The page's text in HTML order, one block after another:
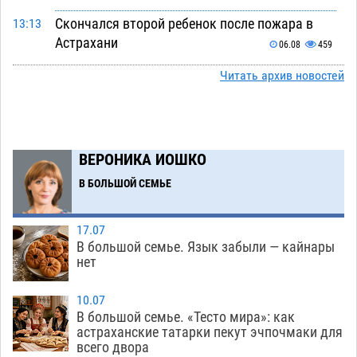
13:13
Скончался второй ребенок после пожара в
Астрахани
06.08 459
Астраханские гандболисты с крупной победы
12:16
В астраханском селе невестка изрешетила
машину свекрови
11:45
Астраханские приставы выдворили 12
нелегалов прямым рейсом из Шереметьево
06.08 215
11:08 Как астраханцы назвали своих детей в июле
10:30
В Астрахани несовершеннолетнему дали
условные 1,5 года за найденные 200 г
Читать архив новостей
ВЕРОНИКА ИОШКО
В БОЛЬШОЙ СЕМЬЕ
17.07
В большой семье. Язык забыли — кайнары
нет
10.07
В большой семье. «Тесто мира»: как
астраханские татарки пекут эчпочмаки для
всего двора